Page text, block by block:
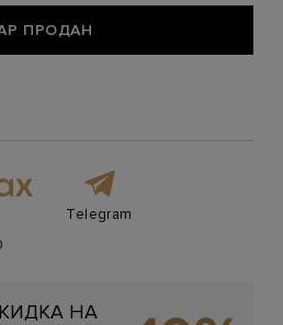
ПРОДАН
Telegram
НА